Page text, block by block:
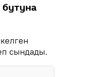
сындады.